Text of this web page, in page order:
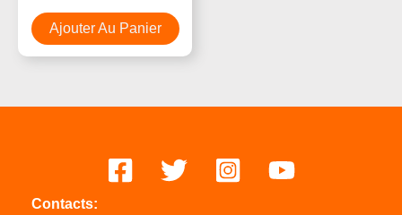
Sur
5
Ajouter Au Panier
Contacts: